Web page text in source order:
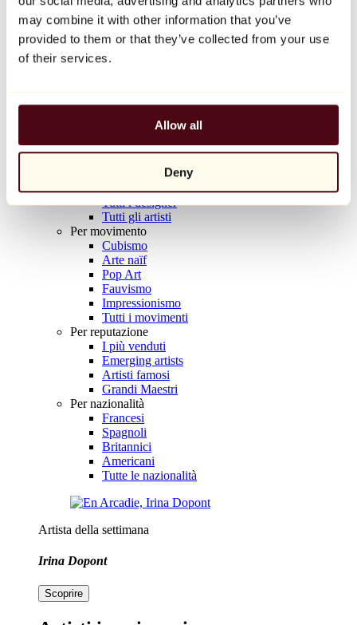
may combine it with other information that you’ve
provided to them or that they’ve collected from your use
of their services.
Allow all
Deny
Balloon Dog (Orange)
Jeff Koons
10.000 €
Artisti
Tutti i pittori
Tutti i fotografi
Tutti i disegnatori
Tutti i designer
Tutti gli artisti
Per movimento
Cubismo
Arte naïf
Pop Art
Fauvismo
Impressionismo
Tutti i movimenti
Per reputazione
I più venduti
Emerging artists
Artisti famosi
Grandi Maestri
Per nazionalità
Francesi
Spagnoli
Britannici
Americani
Tutte le nazionalità
Artista della settimana
Irina Dopont
Scoprire